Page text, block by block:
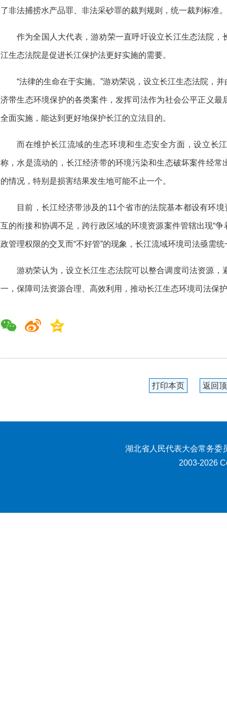
了非法捕捞水产品罪、非法采砂罪的裁判规则，统一裁判标准
作为全国人大代表，游劝荣一直呼吁设立长江生态法院
江生态法院是促进长江保护法更好实施的需要。
“法律的生命在于实施。”游劝荣说，设立长江生态法院，
济带生态环境保护的各类案件，发挥司法作为社会公平正义
全面实施，能达到更好地保护长江的立法目的。
而在维护长江流域的生态环境和生态安全方面，设立长
称，水是流动的，长江经济带的环境污染和生态破坏案件经
的情况，特别是损害结果发生地可能不止一个。
目前，长江经济带涉及的11个省市的法院基本都设有环
互的衔接和协调不足，跨行政区域的环境资源案件管辖出现“争
政管理权限的交叉而“不好管”的现象，长江流域环境司法亟需
游劝荣认为，设立长江生态法院可以整合调度司法资源
一，保障司法资源合理、高效利用，推动长江生态环境司法保
打印本页 返回
湖北省人民代表大会常务委
2003-2026